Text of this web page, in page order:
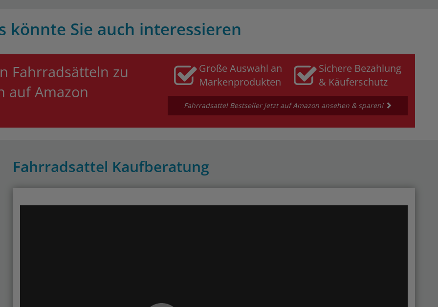
könnte Sie auch interessieren
Fahrradsätteln zu
auf Amazon
Große Auswahl an
Markenprodukten
Sichere Bezahlung
& Käuferschutz
Fahrradsattel Bestseller jetzt auf Amazon ansehen & sparen!
Fahrradsattel Kaufberatung